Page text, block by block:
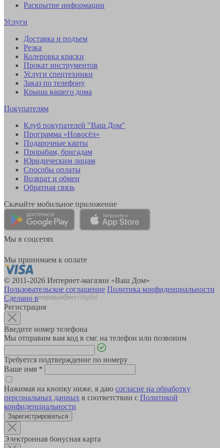
Раскрытие информации
Услуги
Доставка и подъем
Резка
Колеровка краски
Прокат инструментов
Услуги спецтехники
Заказ по телефону
Крыша вашего дома
Покупателям
Клуб покупателей "Ваш Дом"
Программа «Новосёл»
Подарочные карты
Прорабам, бригадам
Юридическим лицам
Способы оплаты
Возврат и обмен
Обратная связь
Скачайте мобильное приложение
Мы в соцсетях
Мы принимаем к оплате
© 2011-2026 Интернет-магазин «Ваш Дом»
Пользовательское соглашение Политика конфиденциальности
Сделано в
Регистрация
Введите номер телефона
Мы отправим вам код в смс на телефон или позвоним
Требуется подтверждение по номеру
Ваше имя *
Нажимая на кнопку ниже, я даю согласие на обработку
персональных данных в соответствии с Политикой
конфиденциальности
Зарегистрироваться
Электронная бонусная карта